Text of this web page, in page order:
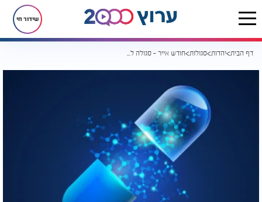
שידור חי
דף הבית יהדות סגולות חודש אייר - סגולה לרפואת הנפש והגוף: הרב יוסף ביטון מסביר